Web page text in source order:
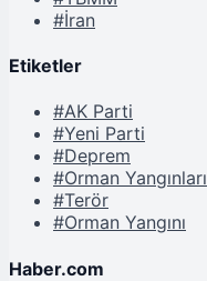
#İran
Etiketler
#AK Parti
#Yeni Parti
#Deprem
#Orman Yangınları
#Terör
#Orman Yangını
Haber.com